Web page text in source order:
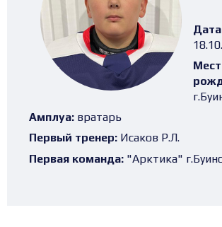
Амплуа: вратарь
Первый тренер: Исаков Р.Л.
Первая команда: "Арктика"